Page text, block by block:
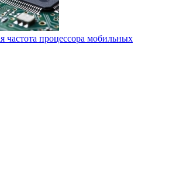
частота процессора мобильных